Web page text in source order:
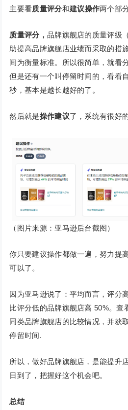
主要看质量评分和建议操作两个部分
质量评分， 品牌旗舰店的质量评级
助提高品牌旗舰店业绩而采取的措
间为衡量标准。所以很简单，就看
但是还有一个叫停留时间的，看看
秒，基本是越长越好的了。
然后就是操作建议了，系统有很好
（图片来源：亚马逊后台截图）
你只要建议操作都做一遍，努力提
可以了。
因为亚马逊说了：平均而言，评分
比评分低的品牌旗舰店高 50%。查
同类品牌旗舰店的比较情况，并获
停留时间.
所以，做好品牌旗舰店，是能提升
日到了，把握好这个机会吧。
总结